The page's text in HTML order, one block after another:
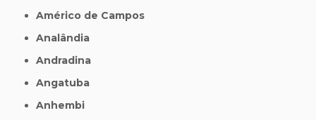
Américo de Campos
Analândia
Andradina
Angatuba
Anhembi